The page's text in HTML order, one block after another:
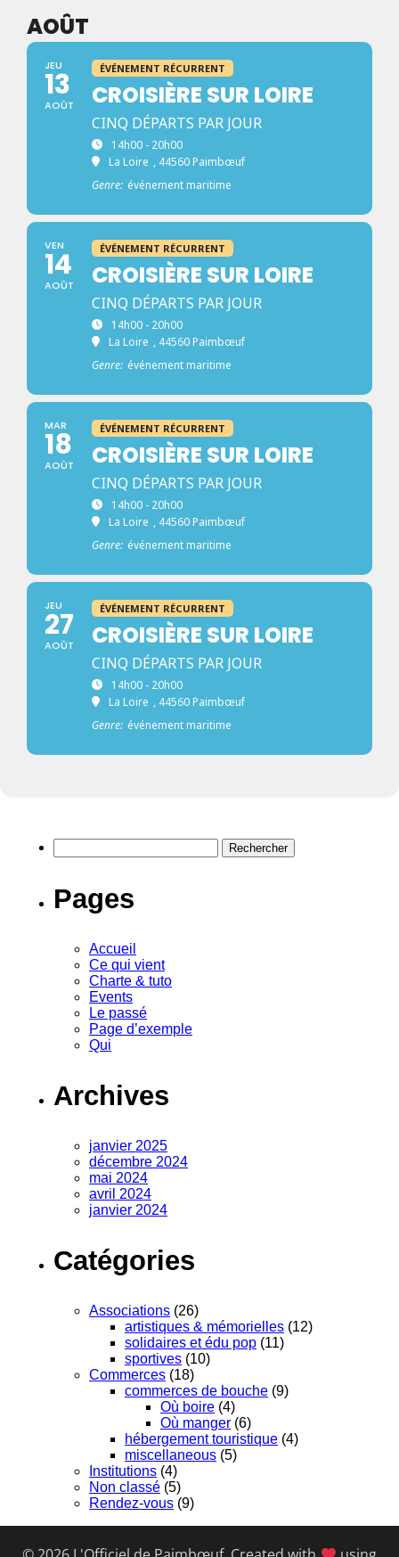
AOÛT
JEU
13
AOÛT
ÉVÉNEMENT RÉCURRENT
CROISIÈRE SUR LOIRE
CINQ DÉPARTS PAR JOUR
14h00 - 20h00
La Loire , 44560 Paimbœuf
Genre: événement maritime
VEN
14
AOÛT
ÉVÉNEMENT RÉCURRENT
CROISIÈRE SUR LOIRE
CINQ DÉPARTS PAR JOUR
14h00 - 20h00
La Loire , 44560 Paimbœuf
Genre: événement maritime
MAR
18
AOÛT
ÉVÉNEMENT RÉCURRENT
CROISIÈRE SUR LOIRE
CINQ DÉPARTS PAR JOUR
14h00 - 20h00
La Loire , 44560 Paimbœuf
Genre: événement maritime
JEU
27
AOÛT
ÉVÉNEMENT RÉCURRENT
CROISIÈRE SUR LOIRE
CINQ DÉPARTS PAR JOUR
14h00 - 20h00
La Loire , 44560 Paimbœuf
Genre: événement maritime
Pages
Accueil
Ce qui vient
Charte & tuto
Events
Le passé
Page d’exemple
Qui
Archives
janvier 2025
décembre 2024
mai 2024
avril 2024
janvier 2024
Catégories
Associations (26)
artistiques & mémorielles (12)
solidaires et édu pop (11)
sportives (10)
Commerces (18)
commerces de bouche (9)
Où boire (4)
Où manger (6)
hébergement touristique (4)
miscellaneous (5)
Institutions (4)
Non classé (5)
Rendez-vous (9)